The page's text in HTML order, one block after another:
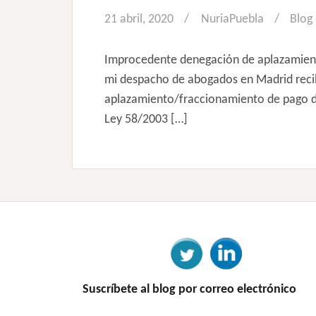
21 abril, 2020 NuriaPuebla Blog
Improcedente denegación de
mi despacho de abogados en Madrid
aplazamiento/fraccionamiento de pago
Ley 58/2003 […]
Suscríbete al blog por correo electrónico